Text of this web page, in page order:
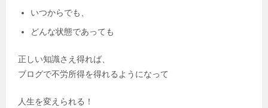
いつからでも、
どんな状態であっても
正しい知識さえ得れば、
ブログで不労所得を得れるようになって
人生を変えられる！